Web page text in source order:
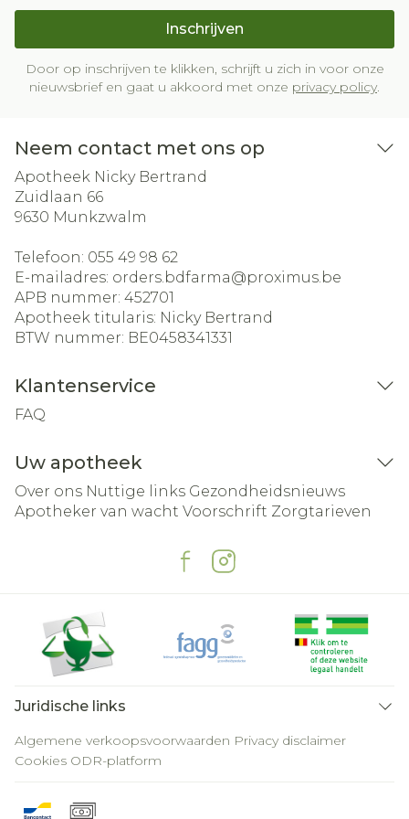
Inschrijven
Door op inschrijven te klikken, schrijft u zich in voor onze
nieuwsbrief en gaat u akkoord met onze privacy policy.
Neem contact met ons op
Apotheek Nicky Bertrand
Zuidlaan 66
9630 Munkzwalm
Telefoon: 055 49 98 62
E-mailadres: orders.bdfarma@proximus.be
APB nummer: 452701
Apotheek titularis: Nicky Bertrand
BTW nummer: BE0458341331
Klantenservice
FAQ
Uw apotheek
Over ons Nuttige links Gezondheidsnieuws
Apotheker van wacht Voorschrift Zorgtarieven
Juridische links
Algemene verkoopsvoorwaarden Privacy disclaimer
Cookies ODR-platform